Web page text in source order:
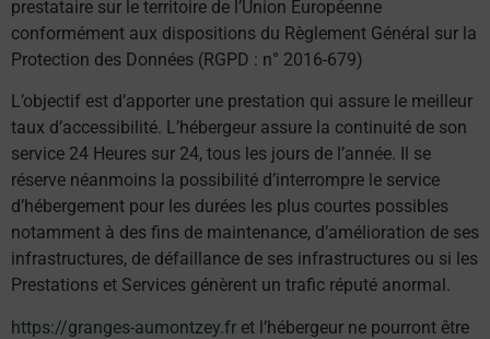
prestataire sur le territoire de l’Union Européenne
conformément aux dispositions du Règlement Général sur la
Protection des Données (RGPD : n° 2016-679)
L’objectif est d’apporter une prestation qui assure le meilleur
taux d’accessibilité. L’hébergeur assure la continuité de son
service 24 Heures sur 24, tous les jours de l’année. Il se
réserve néanmoins la possibilité d’interrompre le service
d’hébergement pour les durées les plus courtes possibles
notamment à des fins de maintenance, d’amélioration de ses
infrastructures, de défaillance de ses infrastructures ou si les
Prestations et Services génèrent un trafic réputé anormal.
https://granges-aumontzey.fr et l’hébergeur ne pourront être